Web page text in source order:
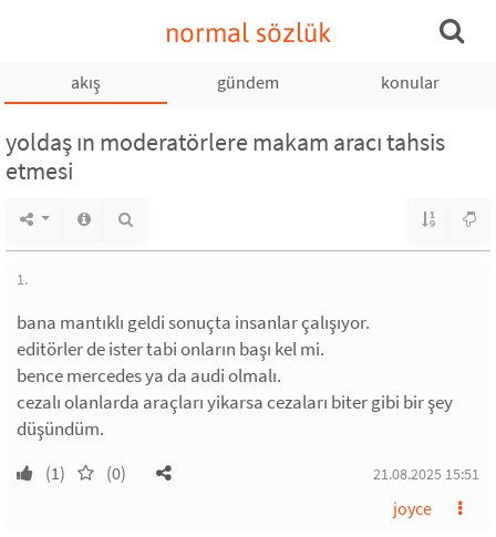
normal sözlük
akış gündem konular
yoldaş ın moderatörlere makam aracı tahsis
etmesi
1.
bana mantıklı geldi sonuçta insanlar çalışıyor.
editörler de ister tabi onların başı kel mi.
bence mercedes ya da audi olmalı.
cezalı olanlarda araçları yikarsa cezaları biter gibi bir şey
düşündüm.
(1) (0) 21.08.2025 15:51
joyce